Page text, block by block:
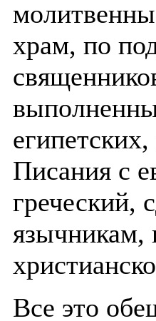
храм, по
Писания с
греческий,
язычникам,
Все это